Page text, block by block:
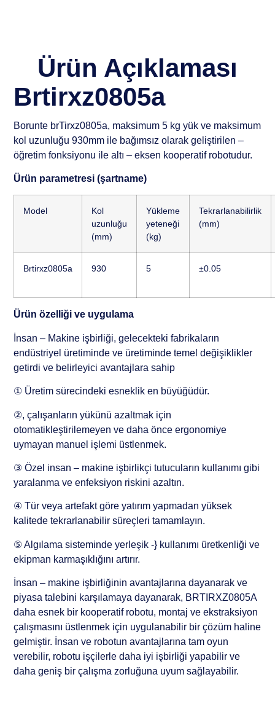
Ürün Açıklaması
Brtirxz0805a
Borunte brTirxz0805a, maksimum 5 kg yük ve maksimum
kol uzunluğu 930mm ile bağımsız olarak geliştirilen –
öğretim fonksiyonu ile altı – eksen kooperatif robotudur.
Ürün parametresi (şartname)
Model
Kol
uzunluğu
(mm)
Yükleme
yeteneği
(kg)
Tekrarlanabilirlik
(mm)
Brtirxz0805a 930 5 ±0.05
Ürün özelliği ve uygulama
İnsan – Makine işbirliği, gelecekteki fabrikaların
endüstriyel üretiminde ve üretiminde temel değişiklikler
getirdi ve belirleyici avantajlara sahip
① Üretim sürecindeki esneklik en büyüğüdür.
②, çalışanların yükünü azaltmak için
otomatikleştirilemeyen ve daha önce ergonomiye
uymayan manuel işlemi üstlenmek.
③ Özel insan – makine işbirlikçi tutucuların kullanımı gibi
yaralanma ve enfeksiyon riskini azaltın.
④ Tür veya artefakt göre yatırım yapmadan yüksek
kalitede tekrarlanabilir süreçleri tamamlayın.
⑤ Algılama sisteminde yerleşik -} kullanımı üretkenliği ve
ekipman karmaşıklığını artırır.
İnsan – makine işbirliğinin avantajlarına dayanarak ve
piyasa talebini karşılamaya dayanarak, BRTIRXZ0805A
daha esnek bir kooperatif robotu, montaj ve ekstraksiyon
çalışmasını üstlenmek için uygulanabilir bir çözüm haline
gelmiştir. İnsan ve robotun avantajlarına tam oyun
verebilir, robotu işçilerle daha iyi işbirliği yapabilir ve
daha geniş bir çalışma zorluğuna uyum sağlayabilir.